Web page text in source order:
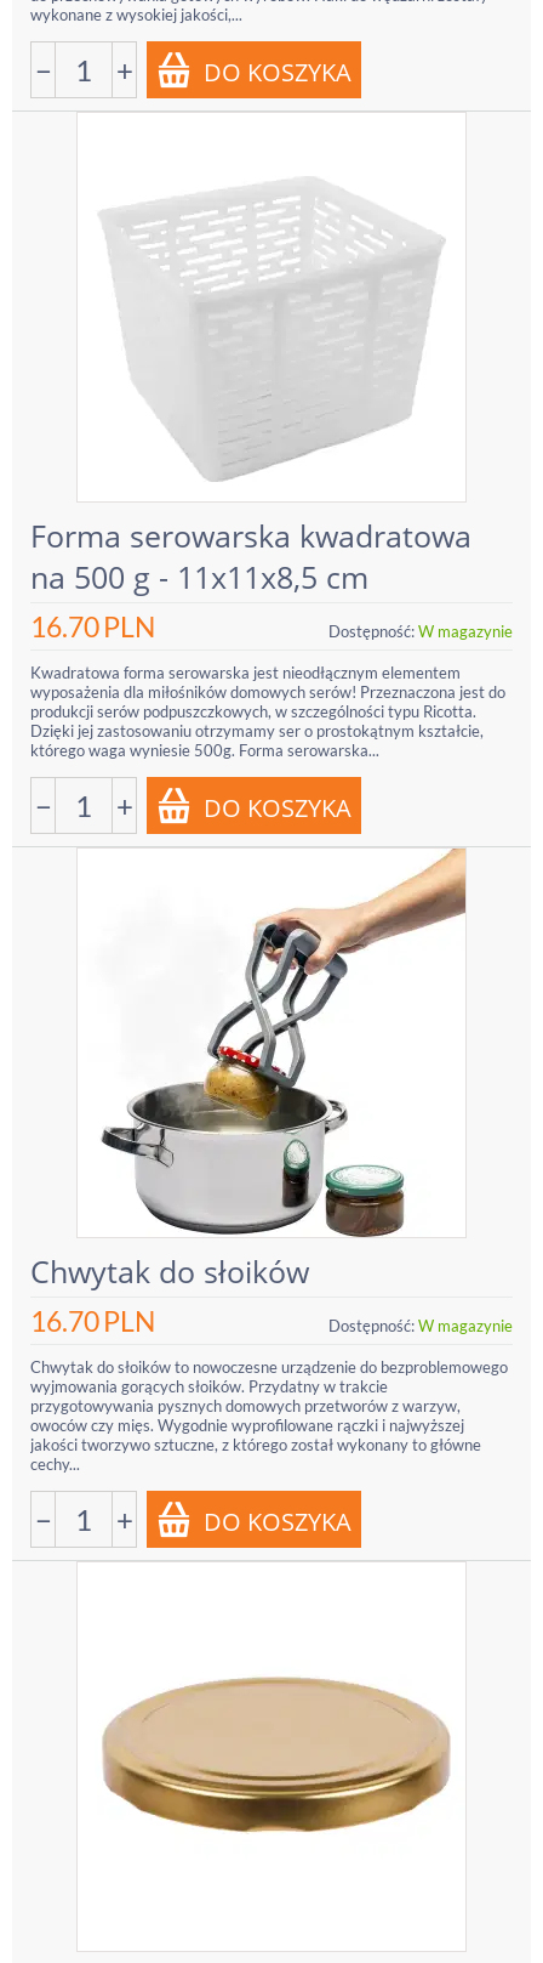
wykonane z wysokiej jakości,...
− +
Forma serowarska kwadratowa
na 500 g - 11x11x8,5 cm
16.70PLN Dostępność:W magazynie
Kwadratowa forma serowarska jest nieodłącznym elementem
wyposażenia dla miłośników domowych serów! Przeznaczona jest do
produkcji serów podpuszczkowych, w szczególności typu Ricotta.
Dzięki jej zastosowaniu otrzymamy ser o prostokątnym kształcie,
którego waga wyniesie 500g. Forma serowarska...
− +
Chwytak do słoików
16.70PLN Dostępność:W magazynie
Chwytak do słoików to nowoczesne urządzenie do bezproblemowego
wyjmowania gorących słoików. Przydatny w trakcie
przygotowywania pysznych domowych przetworów z warzyw,
owoców czy mięs. Wygodnie wyprofilowane rączki i najwyższej
jakości tworzywo sztuczne, z którego został wykonany to główne
cechy...
− +